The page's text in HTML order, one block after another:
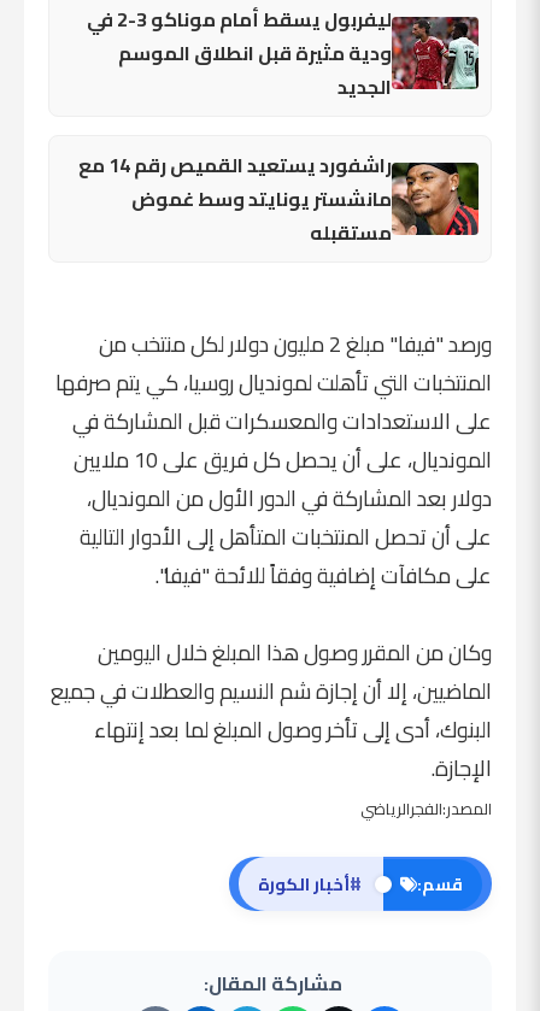
ليفربول يسقط أمام موناكو 3-2 في
ودية مثيرة قبل انطلاق الموسم
الجديد
راشفورد يستعيد القميص رقم 14 مع
مانشستر يونايتد وسط غموض
مستقبله
ورصد "فيفا" مبلغ 2 مليون دولار لكل منتخب من
المنتخبات التي تأهلت لمونديال روسيا، كي يتم صرفها
على الاستعدادات والمعسكرات قبل المشاركة في
المونديال، على أن يحصل كل فريق على 10 ملايين
دولار بعد المشاركة في الدور الأول من المونديال،
على أن تحصل المنتخبات المتأهل إلى الأدوار التالية
على مكافآت إضافية وفقاً للائحة "فيفا".
وكان من المقرر وصول هذا المبلغ خلال اليومين
الماضيين، إلا أن إجازة شم النسيم والعطلات في جميع
البنوك، أدى إلى تأخر وصول المبلغ لما بعد إنتهاء
الإجازة.
المصدر:الفجرالرياضي
قسم: #أخبار الكورة
مشاركة المقال: